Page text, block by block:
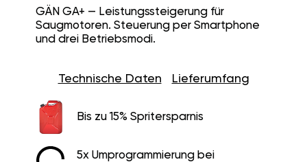
GÄN GA+ — Leistungssteigerung für
Saugmotoren. Steuerung per Smartphone
und drei Betriebsmodi.
Technische Daten Lieferumfang
Bis zu 15% Spritersparnis
5x Umprogrammierung bei